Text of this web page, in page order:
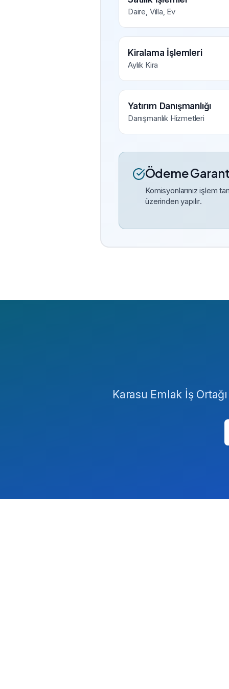
Daire, Villa, Ev
Kiralama İşlemleri
Aylık Kira
Yatırım Danışmanlığı
Danışmanlık Hizmetleri
Ödeme
Komisyonlarınız işlem
üzerinden yapılır.
Karasu Emlak İş